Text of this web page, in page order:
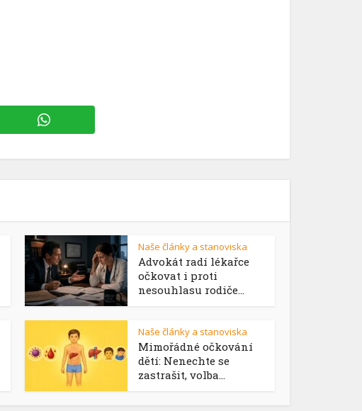
Naše články a stanoviska
Advokát radí lékařce
očkovat i proti
nesouhlasu rodiče...
Naše články a stanoviska
Mimořádné očkování
dětí: Nenechte se
zastrašit, volba...